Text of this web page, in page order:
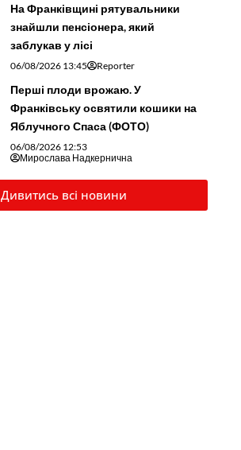
На Франківщині рятувальники
знайшли пенсіонера, який
заблукав у лісі
06/08/2026 13:45 Reporter
Перші плоди врожаю. У
Франківську освятили кошики на
Яблучного Спаса (ФОТО)
06/08/2026 12:53
Мирослава Надкернична
Дивитись всі новини